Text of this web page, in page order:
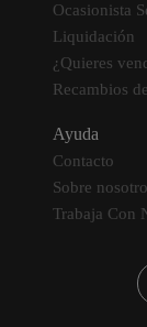
Ocasionista
Liquidación
¿Quieres
Recambios
Ayuda
Contacto
Sobre
Trabaja Con